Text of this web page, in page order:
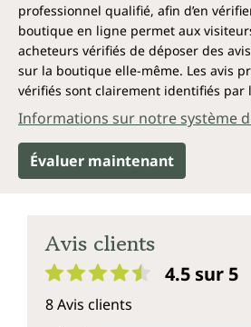
professionnel qualifié, afin d’en
boutique en ligne permet aux
acheteurs vérifiés de déposer des
sur la boutique elle-même. Les avis
vérifiés sont clairement identifiés par
Informations sur notre système
Évaluer maintenant
Avis clients
4.5 sur 5
8 Avis clients